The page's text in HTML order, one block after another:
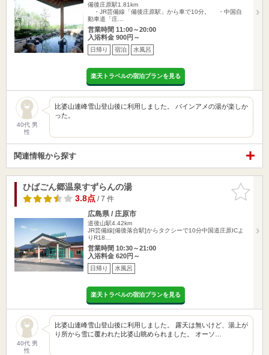
備後庄原駅1.81km
・JR芸備線「備後庄原駅」から車で10分。 ・中国自
動車道「庄…
営業時間 11:00～20:00
入浴料金 900円～
日帰り 宿泊 水風呂
楽天トラベルの宿泊プランを見る
40代 男
性
比婆山連峰雪山登山後に利用しました。 パインアメの湯が楽しか
った。
関連情報から探す
お気に入
りに追加
ひばごん郷温泉すずらんの湯
3.8点/ 7 件
広島県 / 庄原市
道後山駅4.42km
JR芸備線[備後落合駅]からタクシーで10分中国道庄原ICよ
りR18…
営業時間 10:30～21:00
入浴料金 620円～
日帰り 水風呂
楽天トラベルの宿泊プランを見る
40代 男
性
比婆山連峰雪山登山後に利用しました。 露天は無いけど、湯上が
り所から雪に覆われた比婆山眺められました。 オーソ…